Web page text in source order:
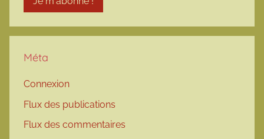
Méta
Connexion
Flux des publications
Flux des commentaires